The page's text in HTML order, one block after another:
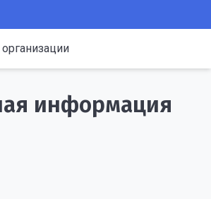
информация